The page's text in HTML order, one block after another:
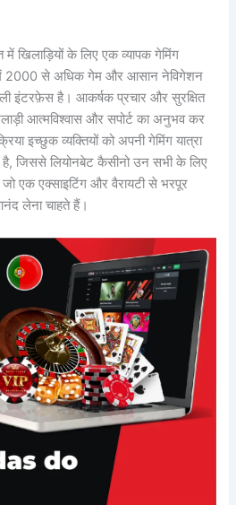
में खिलाड़ियों के लिए एक व्यापक गेमिंग
2000 से अधिक गेम और आसान नेविगेशन
इंटरफ़ेस है। आकर्षक प्रचार और सुरक्षित
आत्मविश्वास और सपोर्ट का अनुभव कर
इच्छुक व्यक्तियों को अपनी गेमिंग यात्रा
जिससे लियोनबेट कैसीनो उन सभी के लिए
एक एक्साइटिंग और वैरायटी से भरपूर
लेना चाहते हैं।